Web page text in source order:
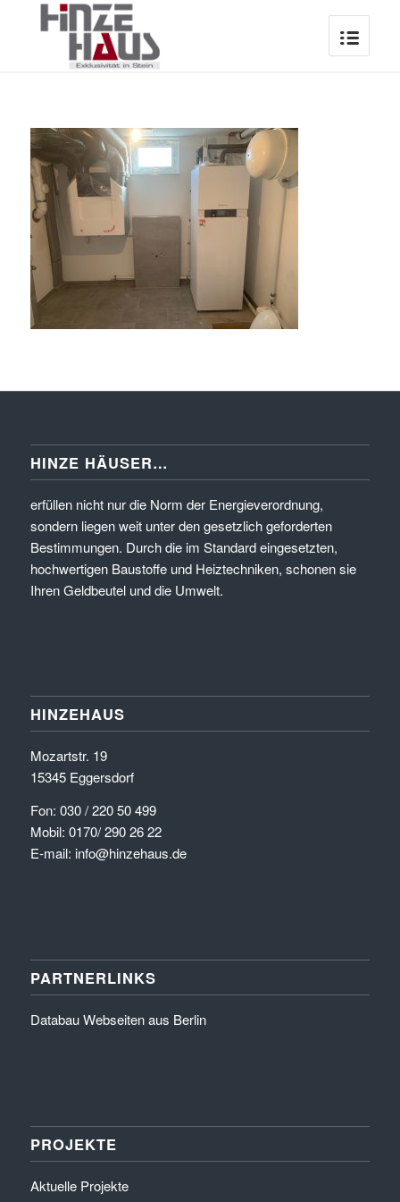
HINZE HÄUSER…
erfüllen nicht nur die Norm der Energieverordnung,
sondern liegen weit unter den gesetzlich geforderten
Bestimmungen. Durch die im Standard eingesetzten,
hochwertigen Baustoffe und Heiztechniken, schonen sie
Ihren Geldbeutel und die Umwelt.
HINZEHAUS
Mozartstr. 19
15345 Eggersdorf
Fon: 030 / 220 50 499
Mobil: 0170/ 290 26 22
E-mail: info@hinzehaus.de
PARTNERLINKS
Databau Webseiten aus Berlin
PROJEKTE
Aktuelle Projekte